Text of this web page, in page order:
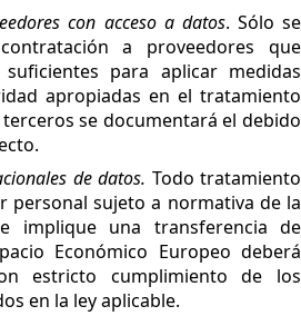
con acceso a datos. Sólo se
a proveedores que
para aplicar medidas
apropiadas en el tratamiento
se documentará el debido
de datos. Todo tratamiento
personal sujeto a normativa de la
implique una transferencia de
Económico Europeo deberá
estricto cumplimiento de los
en la ley aplicable.